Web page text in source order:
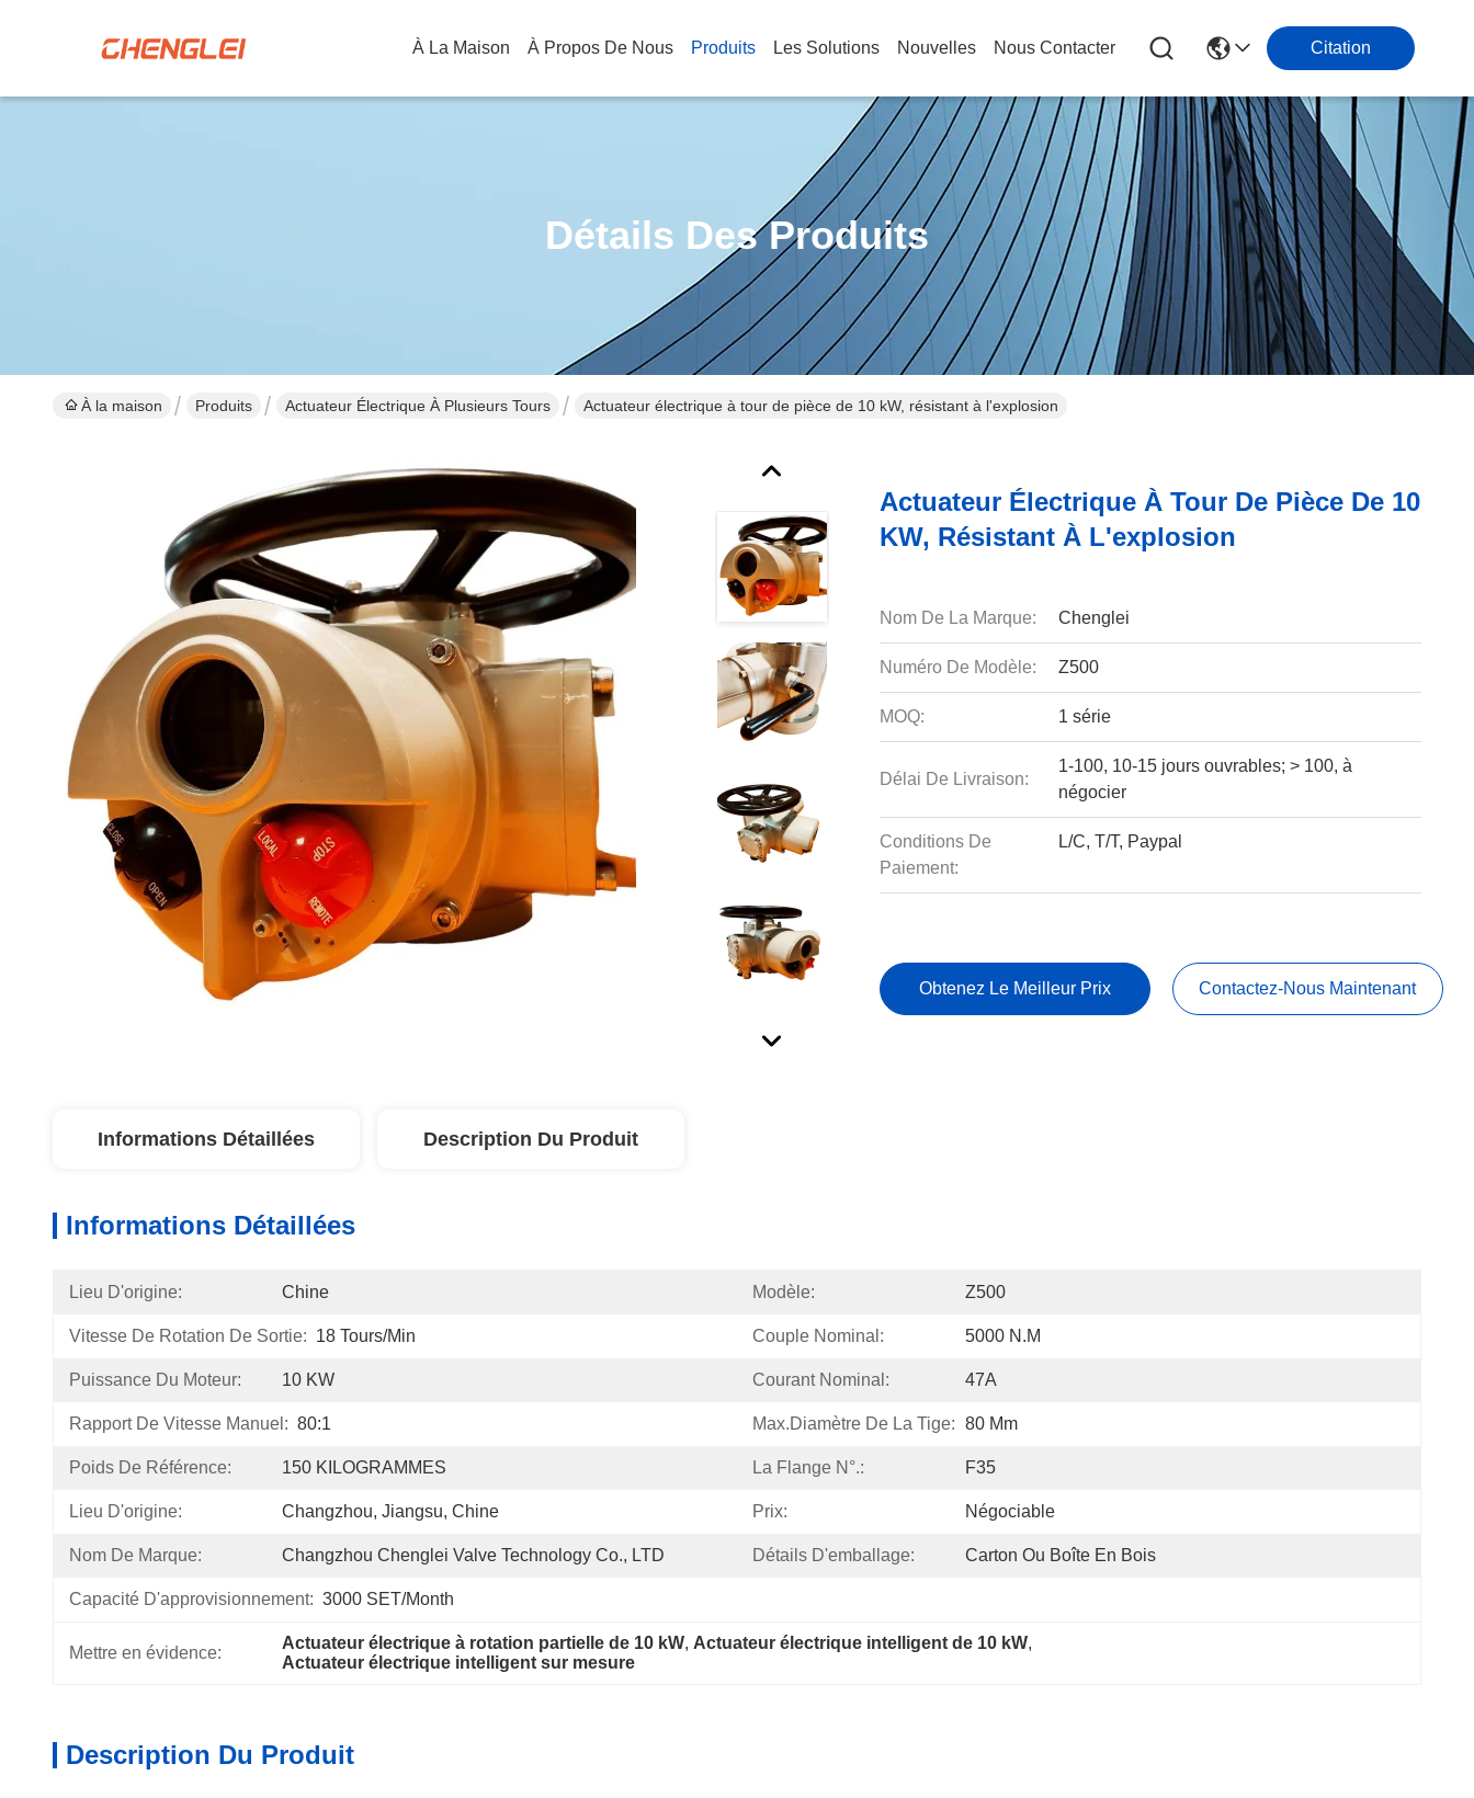
À La Maison À Propos De Nous Produits Les Solutions Nouvelles Nous Contacter Citation
Détails Des Produits
À la maison Produits Actuateur Électrique À Plusieurs Tours Actuateur électrique à tour de pièce de 10 kW, résistant à l'explosion
Actuateur Électrique À Tour De Pièce De 10
KW, Résistant À L'explosion
Nom De La Marque: Chenglei
Numéro De Modèle: Z500
MOQ: 1 série
Délai De Livraison:
1-100, 10-15 jours ouvrables; > 100, à
négocier
Conditions De
Paiement:
L/C, T/T, Paypal
Obtenez Le Meilleur Prix Contactez-Nous Maintenant
Informations Détaillées Description Du Produit
Informations Détaillées
Lieu D'origine: Chine Modèle: Z500
Vitesse De Rotation De Sortie: 18 Tours/min Couple Nominal: 5000 N.m
Puissance Du Moteur: 10 KW Courant Nominal: 47A
Rapport De Vitesse Manuel: 80:1 Max.Diamètre De La Tige: 80 Mm
Poids De Référence: 150 KILOGRAMMES La Flange N°.: F35
Lieu D'origine: Changzhou, Jiangsu, Chine Prix: Négociable
Nom De Marque: Changzhou Chenglei Valve Technology Co., LTD Détails D'emballage: Carton Ou Boîte En Bois
Capacité D'approvisionnement: 3000 SET/Month
Mettre en évidence:
Actuateur électrique à rotation partielle de 10 kW, Actuateur électrique intelligent de 10 kW,
Actuateur électrique intelligent sur mesure
Description Du Produit